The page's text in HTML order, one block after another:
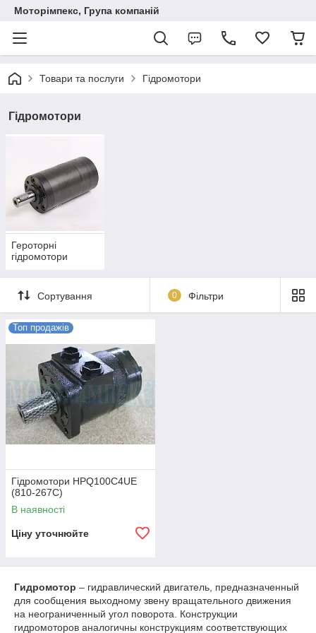
Моторімпекс, Група компаній
Товари та послуги Гідромотори
Гідромотори
Героторні
гідромотори
Сортування 0 Фільтри
Топ продажів
Гідромотори HPQ100C4UE
(810-267С)
В наявності
Ціну уточнюйте
Гидромотор – гидравлический двигатель, предназначенный
для сообщения выходному звену вращательного движения
на неограниченный угол поворота. Конструкции
гидромоторов аналогичны конструкциям соответствующих